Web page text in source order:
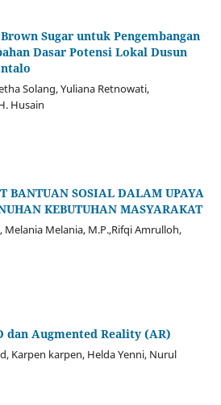
Sugar untuk Pengembangan
Dasar Potensi Lokal Dusun
Solang, Yuliana Retnowati,
Husain
BANTUAN SOSIAL DALAM UPAYA
KEBUTUHAN MASYARAKAT
Melania Melania, M.P.,Rifqi Amrulloh,
dan Augmented Reality (AR)
Karpen karpen, Helda Yenni, Nurul